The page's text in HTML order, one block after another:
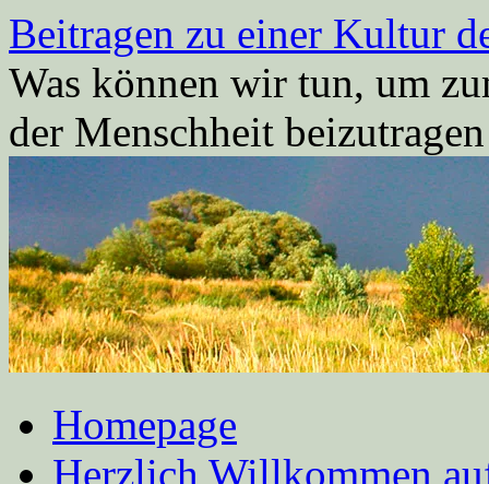
Zum
Inhalt
springen
Beitragen zu einer Kultur
Was können wir tun, um
der Menschheit
Homepage
Herzlich Willkommen